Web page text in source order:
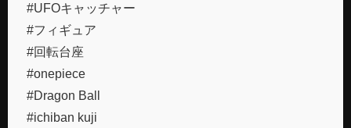
#UFOキャッチャー
#フィギュア
#回転台座
#onepiece
#Dragon Ball
#ichiban kuji